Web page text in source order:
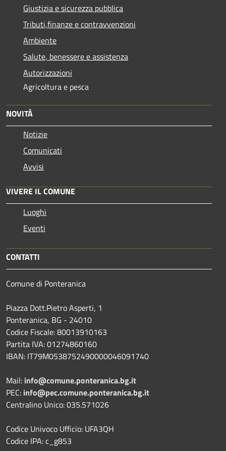
Giustizia e sicurezza pubblica
Tributi,finanze e contravvenzioni
Ambiente
Salute, benessere e assistenza
Autorizzazioni
Agricoltura e pesca
NOVITÀ
Notizie
Comunicati
Avvisi
VIVERE IL COMUNE
Luoghi
Eventi
CONTATTI
Comune di Ponteranica
Piazza Dott.Pietro Asperti, 1
Ponteranica, BG - 24010
Codice Fiscale: 80013910163
Partita IVA: 01274860160
IBAN: IT79M0538752490000046091740
Mail: info@comune.ponteranica.bg.it
PEC: info@pec.comune.ponteranica.bg.it
Centralino Unico: 035.571026
Codice Univoco Ufficio: UFA3QH
Codice IPA: c_g853